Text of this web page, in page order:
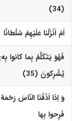
(34)‏
اَمْ اَنْزَلْنا عَلَیْهِمْ سُلْطانًا
فَهُوَ یَتَکَلَّمُ بِما کانوا بِه‌
یُشْرِکونَ (35)‏
وَ اِذا اَذَقْنَا النّاسَ رَحْمَهً
فَرِحوا بِها